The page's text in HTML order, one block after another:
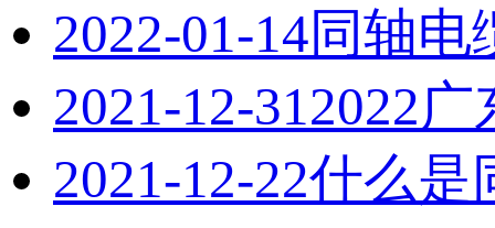
2022-01-14同轴电
2021-12-312022
2021-12-22什么是